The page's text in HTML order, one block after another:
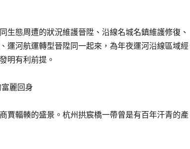
生態周遭的狀況維護晉陞、沿線名城名鎮維護修復、
運河航運轉型晉陞同一起來，為年夜運河沿線區域經
明有利前提。
富麗回身
賈輻輳的盛景。杭州拱宸橋一帶曾是有百年汗青的產